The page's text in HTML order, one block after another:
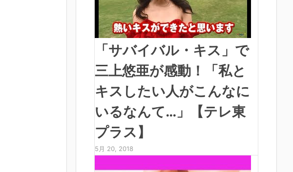
「サバイバル・キス」で
三上悠亜が感動！「私と
キスしたい人がこんなに
いるなんて…」【テレ東
プラス】
5月 20, 2018